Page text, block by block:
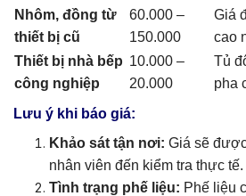
Nhôm, đồng từ
thiết bị cũ
60.000 –
150.000
Giá
cao
Thiết bị nhà bếp
công nghiệp
10.000 –
20.000
Tủ
pha
Lưu ý khi báo giá:
Khảo sát tận nơi: Giá sẽ
nhân viên đến kiểm tra thực tế.
Tình trạng phế liệu: Phế liệu